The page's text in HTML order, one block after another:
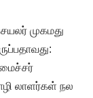
முகமது
லாளர்கள் நல